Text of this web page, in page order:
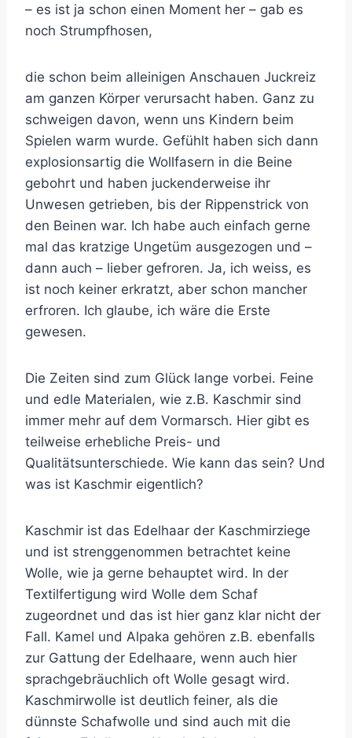
– es ist ja schon einen Moment her – gab es
noch Strumpfhosen,
die schon beim alleinigen Anschauen Juckreiz
am ganzen Körper verursacht haben. Ganz zu
schweigen davon, wenn uns Kindern beim
Spielen warm wurde. Gefühlt haben sich dann
explosionsartig die Wollfasern in die Beine
gebohrt und haben juckenderweise ihr
Unwesen getrieben, bis der Rippenstrick von
den Beinen war. Ich habe auch einfach gerne
mal das kratzige Ungetüm ausgezogen und –
dann auch – lieber gefroren. Ja, ich weiss, es
ist noch keiner erkratzt, aber schon mancher
erfroren. Ich glaube, ich wäre die Erste
gewesen.
Die Zeiten sind zum Glück lange vorbei. Feine
und edle Materialen, wie z.B. Kaschmir sind
immer mehr auf dem Vormarsch. Hier gibt es
teilweise erhebliche Preis- und
Qualitätsunterschiede. Wie kann das sein? Und
was ist Kaschmir eigentlich?
Kaschmir ist das Edelhaar der Kaschmirziege
und ist strenggenommen betrachtet keine
Wolle, wie ja gerne behauptet wird. In der
Textilfertigung wird Wolle dem Schaf
zugeordnet und das ist hier ganz klar nicht der
Fall. Kamel und Alpaka gehören z.B. ebenfalls
zur Gattung der Edelhaare, wenn auch hier
sprachgebräuchlich oft Wolle gesagt wird.
Kaschmirwolle ist deutlich feiner, als die
dünnste Schafwolle und sind auch mit die